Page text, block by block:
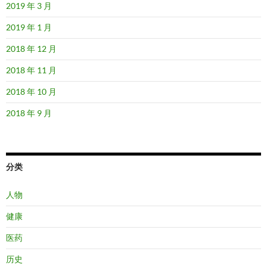
2019 年 3 月
2019 年 1 月
2018 年 12 月
2018 年 11 月
2018 年 10 月
2018 年 9 月
分类
人物
健康
医药
历史